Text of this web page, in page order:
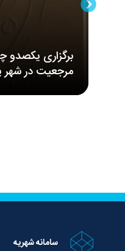
برگزاری
مرجعیت در شهر
سامانه شهریه